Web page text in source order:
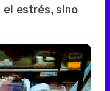
el estrés, sino